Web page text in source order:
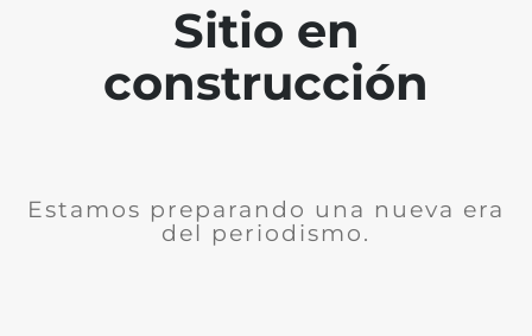
Sitio en
construcción
Estamos preparando una nueva era
del periodismo.